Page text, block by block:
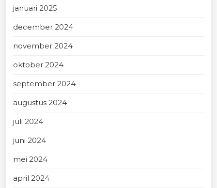
januari 2025
december 2024
november 2024
oktober 2024
september 2024
augustus 2024
juli 2024
juni 2024
mei 2024
april 2024